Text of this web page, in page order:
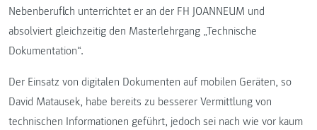
Nebenberuflich unterrichtet er an der FH JOANNEUM und
absolviert gleichzeitig den Masterlehrgang „Technische
Dokumentation“.
Der Einsatz von digitalen Dokumenten auf mobilen Geräten, so
David Matausek, habe bereits zu besserer Vermittlung von
technischen Informationen geführt, jedoch sei nach wie vor kaum